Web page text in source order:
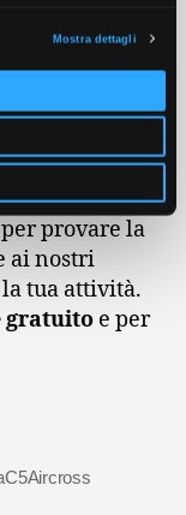
Mostra dettagli
provare la
ai nostri
tua attività.
gratuito e per